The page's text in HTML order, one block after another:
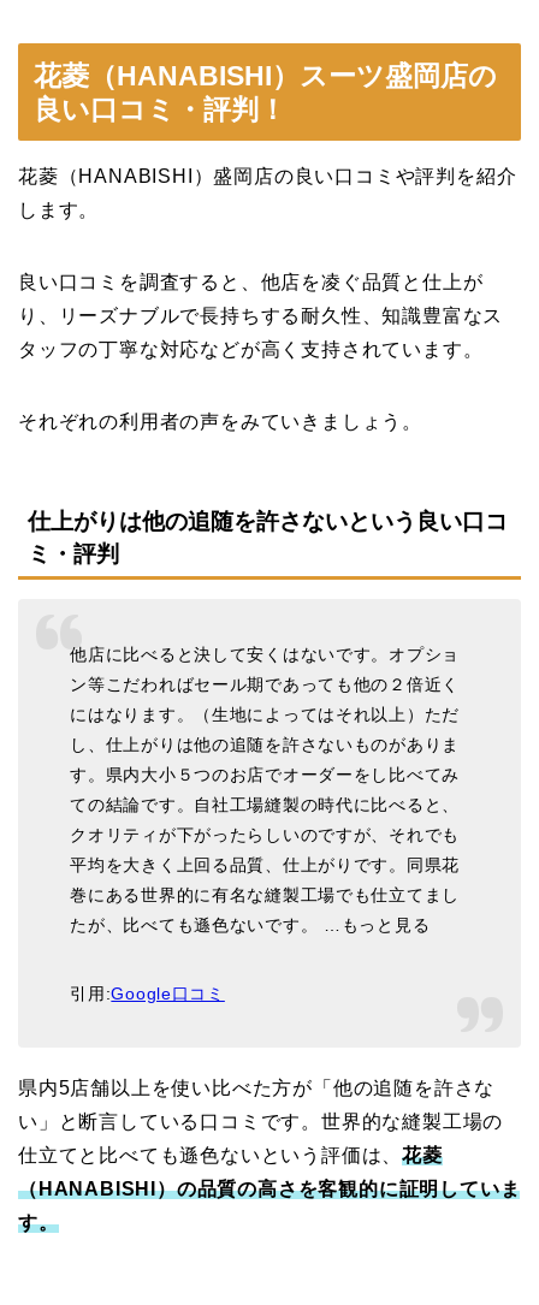
花菱（HANABISHI）スーツ盛岡店の
良い口コミ・評判！
花菱（HANABISHI）盛岡店の良い口コミや評判を紹介
します。
良い口コミを調査すると、他店を凌ぐ品質と仕上が
り、リーズナブルで長持ちする耐久性、知識豊富なス
タッフの丁寧な対応などが高く支持されています。
それぞれの利用者の声をみていきましょう。
仕上がりは他の追随を許さないという良い口コ
ミ・評判
他店に比べると決して安くはないです。オプショ
ン等こだわればセール期であっても他の２倍近く
にはなります。（生地によってはそれ以上）ただ
し、仕上がりは他の追随を許さないものがありま
す。県内大小５つのお店でオーダーをし比べてみ
ての結論です。自社工場縫製の時代に比べると、
クオリティが下がったらしいのですが、それでも
平均を大きく上回る品質、仕上がりです。同県花
巻にある世界的に有名な縫製工場でも仕立てまし
たが、比べても遜色ないです。 …もっと見る
引用:Google口コミ
県内5店舗以上を使い比べた方が「他の追随を許さな
い」と断言している口コミです。世界的な縫製工場の
仕立てと比べても遜色ないという評価は、花菱
（HANABISHI）の品質の高さを客観的に証明していま
す。